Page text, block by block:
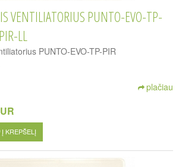
VENTILIATORIUS PUNTO-EVO-TP-
LL
PUNTO-EVO-TP-PIR
plačiau
Į KREPŠELĮ